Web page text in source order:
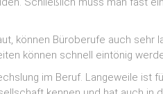
können Büroberufe auch sehr
können schnell eintönig
im Beruf. Langeweile ist